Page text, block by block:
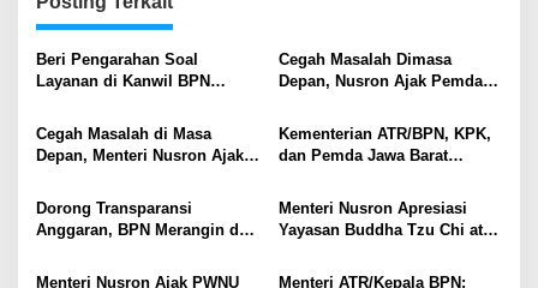
Beri Pengarahan Soal
Layanan di Kanwil BPN
Nusron: Gunakan Sudut
Pandang Masyarakat
Cegah Masalah Dimasa
Depan, Nusron Ajak Pemda
Rumah Ibadah di NTT
Cegah Masalah di Masa
Depan, Menteri Nusron Ajak
Tanah Rumah Ibadah di NTT
Kementerian ATR/BPN, KPK,
dan Pemda Jawa Barat
Upaya Pencegahan Korupsi
serta Penguatan Ekonomi
Daerah
Dorong Transparansi
Anggaran, BPN Merangin dan
Penerbitan KKP
Menteri Nusron Apresiasi
Yayasan Buddha Tzu Chi atas
Huntap bagi Korban Bencana
Menteri Nusron Ajak PWNU
Menteri ATR/Kepala BPN: